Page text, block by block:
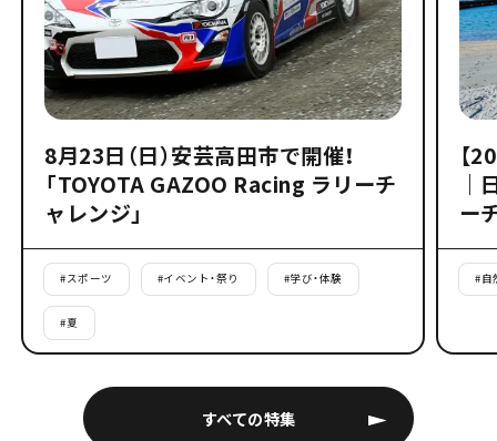
すべての特集
8月23日（日）安芸高田市で開催！
「TOYOTA GAZOO Racing ラリーチ
ャレンジ」
#スポーツ #イベント・祭り #学び・体験
#夏
【
｜
ー
#自